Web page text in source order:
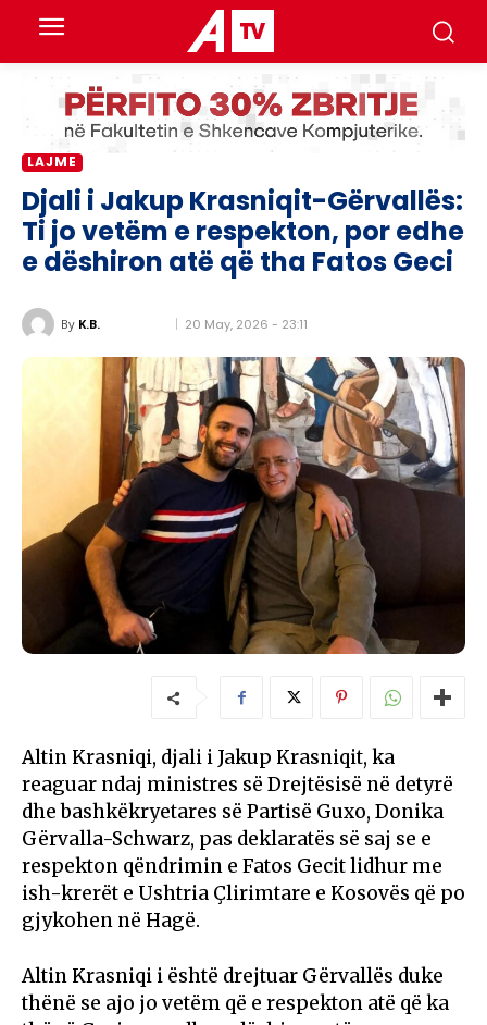
LAJME
Djali i Jakup Krasniqit-Gërvallës:
Ti jo vetëm e respekton, por edhe
e dëshiron atë që tha Fatos Geci
By K.B. 20 May, 2026 - 23:11
Altin Krasniqi, djali i Jakup Krasniqit, ka
reaguar ndaj ministres së Drejtësisë në detyrë
dhe bashkëkryetares së Partisë Guxo, Donika
Gërvalla-Schwarz, pas deklaratës së saj se e
respekton qëndrimin e Fatos Gecit lidhur me
ish-krerët e Ushtria Çlirimtare e Kosovës që po
gjykohen në Hagë.
Altin Krasniqi i është drejtuar Gërvallës duke
thënë se ajo jo vetëm që e respekton atë që ka